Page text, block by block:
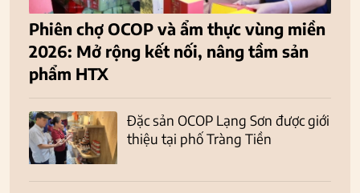
Phiên chợ OCOP và ẩm thực vùng miền
2026: Mở rộng kết nối, nâng tầm sản
phẩm HTX
Đặc sản OCOP Lạng Sơn được giới
thiệu tại phố Tràng Tiền